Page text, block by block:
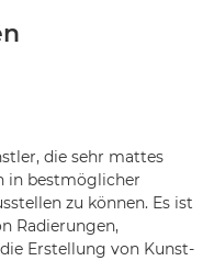
die sehr mattes
in bestmöglicher
zu können. Es ist
Radierungen,
Erstellung von Kunst-